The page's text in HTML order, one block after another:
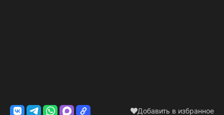
Добавить в избранное